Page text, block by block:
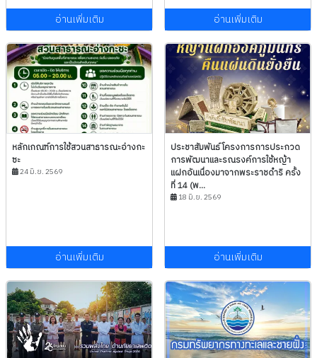
อ่านเพิ่มเติม อ่านเพิ่มเติม
หลักเกณฑ์การใช้สวนสาธารณะอ่างกะ
ซะ
24 มิ.ย. 2569
อ่านเพิ่มเติม
ประชาสัมพันธ์ โครงการการประกวด
การพัฒนาและรณรงค์การใช้หญ้า
แฝกอันเนื่องมาจากพระราชดำริ ครั้ง
ที่ 14 (พ...
18 มิ.ย. 2569
อ่านเพิ่มเติม